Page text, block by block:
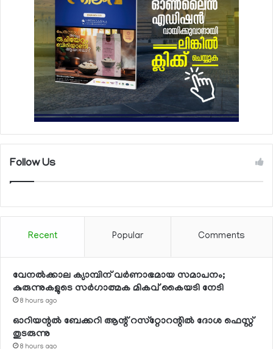
Follow Us
Recent Popular Comments
വേനല്‍ക്കാല ക്യാമ്പിന് വര്‍ണാഭമായ സമാപനം;
കുരുന്നുകളുടെ സര്‍ഗാത്മക മികവ് കൈയടി നേടി
8 hours ago
ഓറിയന്റല്‍ ബേക്കറി ആന്റ് റസ്‌റ്റോറന്റില്‍ ദോശ ഫെസ്റ്റ്
തുടരുന്നു
8 hours ago